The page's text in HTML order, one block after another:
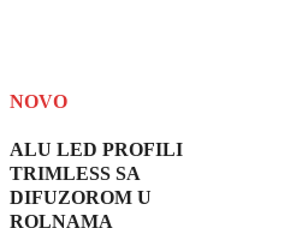
NOVO
ALU LED PROFILI
TRIMLESS SA
DIFUZOROM U
ROLNAMA